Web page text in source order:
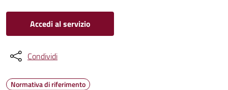
Accedi al servizio
Condividi
Normativa di riferimento